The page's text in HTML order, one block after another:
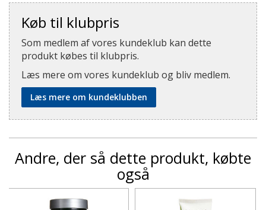
Køb til klubpris
Som medlem af vores kundeklub kan dette
produkt købes til klubpris.
Læs mere om vores kundeklub og bliv medlem.
Læs mere om kundeklubben
Andre, der så dette produkt, købte
også